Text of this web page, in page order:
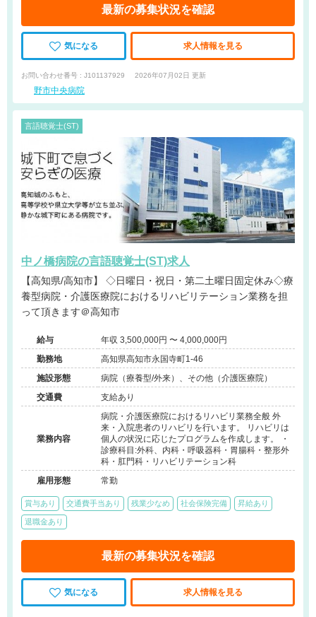
最新の募集状況を確認
気になる 求人情報を見る
お問い合わせ番号 : J101137929 2026年07月02日 更新
野市中央病院
言語聴覚士(ST)
中ノ橋病院の言語聴覚士(ST)求人
【高知県/高知市】 ◇日曜日・祝日・第二土曜日固定休み◇療
養型病院・介護医療院におけるリハビリテーション業務を担
って頂きます＠高知市
給与
年収 3,500,000円 〜 4,000,000円
勤務地
高知県高知市永国寺町1-46
施設形態
病院（療養型/外来）、その他（介護医療院）
交通費
支給あり
業務内容
病院・介護医療院におけるリハビリ業務全般 外
来・入院患者のリハビリを行います。 リハビリは
個人の状況に応じたプログラムを作成します。 ・
診療科目:外科、内科・呼吸器科・胃腸科・整形外
科・肛門科・リハビリテーション科
雇用形態
常勤
賞与あり 交通費手当あり 残業少なめ 社会保険完備 昇給あり
退職金あり
最新の募集状況を確認
気になる 求人情報を見る